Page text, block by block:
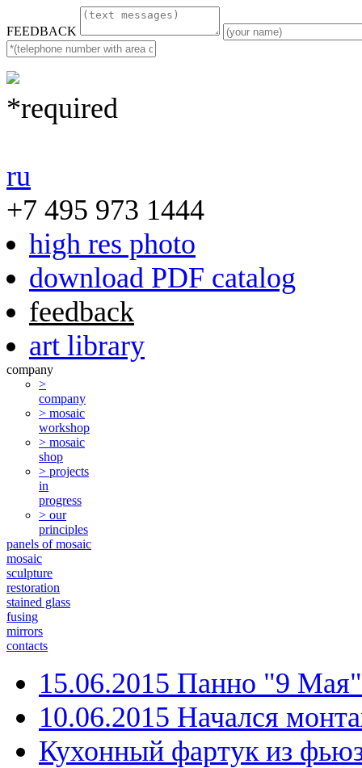
FEEDBACK
*required
ru
+7 495 973 1444
high res photo
download PDF catalog
feedback
art library
company
>
company
> mosaic
workshop
> mosaic
shop
> projects
in
progress
> our
principles
panels of mosaic
mosaic
sculpture
restoration
stained glass
fusing
mirrors
contacts
15.06.2015 Панно "9
10.06.2015 Начался
Кухонный фартук из